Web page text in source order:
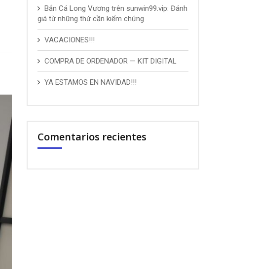
Bắn Cá Long Vương trên sunwin99.vip: Đánh
giá từ những thứ cần kiểm chứng
VACACIONES!!!
COMPRA DE ORDENADOR — KIT DIGITAL
YA ESTAMOS EN NAVIDAD!!!
Comentarios recientes